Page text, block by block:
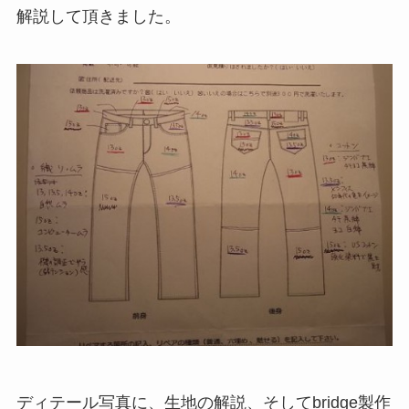
解説して頂きました。
ディテール写真に、生地の解説、そしてbridge製作